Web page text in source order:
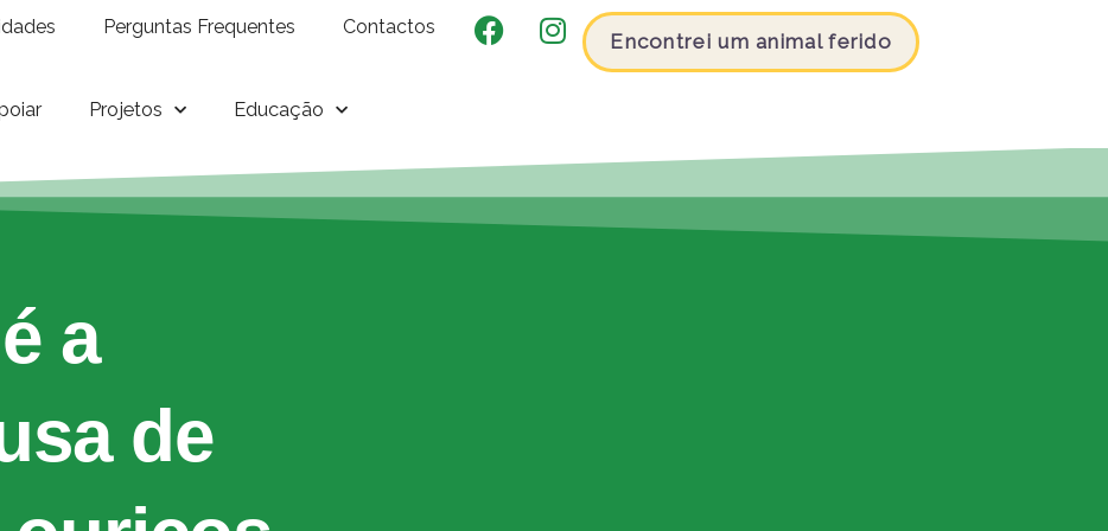
Perguntas Frequentes Contactos
Encontrei um animal ferido
Projetos Educação
a
de